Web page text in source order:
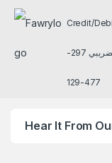
Credit/
رقم التسجيل الضريبي 297-
477-129
Hear It From